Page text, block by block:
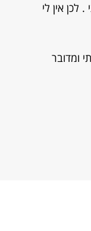
לכן אין לי
ומדובר